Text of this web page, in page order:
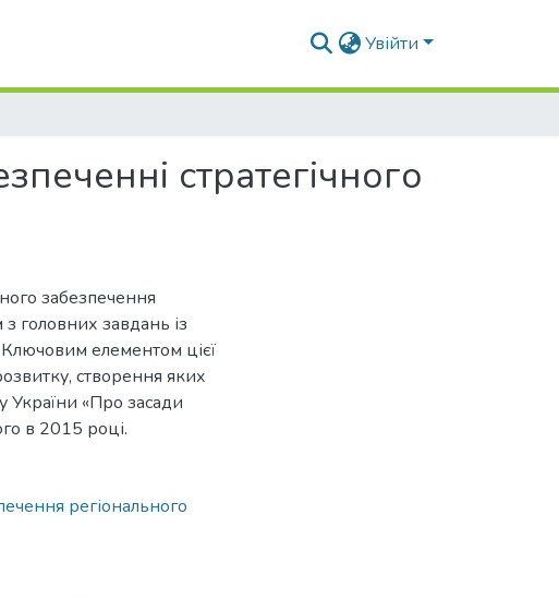
Увійти
стратегічного
забезпечення
головних завдань із
Ключовим елементом цієї
створення яких
України «Про засади
в 2015 році.
регіонального